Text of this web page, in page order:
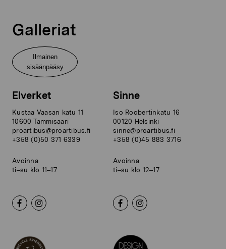
Galleriat
Ilmainen
sisäänpääsy
Elverket
Kustaa Vaasan katu 11
10600 Tammisaari
proartibus@proartibus.fi
+358 (0)50 371 6339
Avoinna
ti–su klo 11–17
Sinne
Iso Roobertinkatu 16
00120 Helsinki
sinne@proartibus.fi
+358 (0)45 883 3716
Avoinna
ti–su klo 12–17